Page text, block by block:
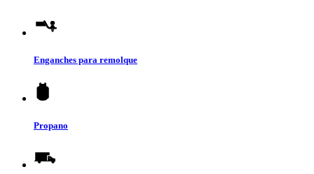
Enganches para remolque
Propano